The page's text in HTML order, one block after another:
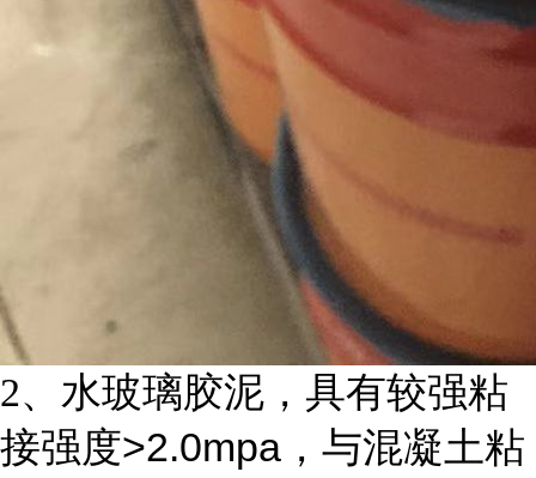
2、水玻璃胶泥，具有较强粘
接强度>2.0mpa ，与混凝土粘